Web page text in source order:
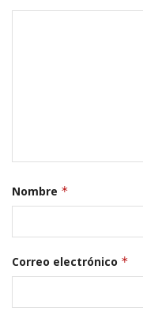
Nombre *
Correo electrónico *